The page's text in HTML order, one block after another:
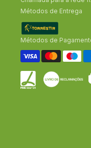
Métodos de Entrega
Métodos de